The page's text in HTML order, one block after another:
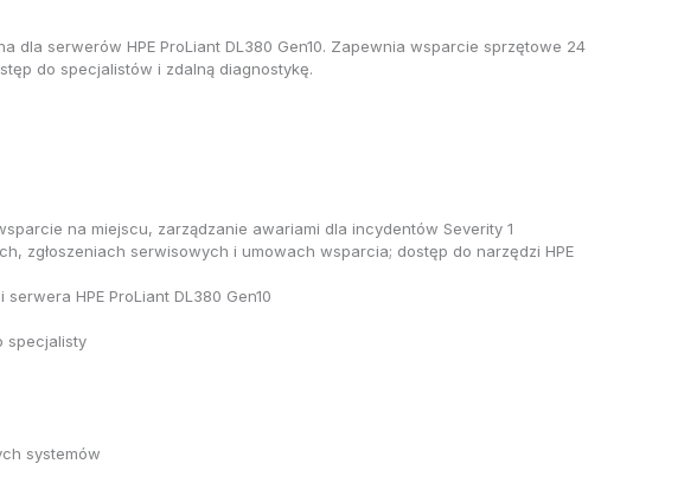
dla serwerów HPE ProLiant DL380 Gen10. Zapewnia wsparcie sprzętowe 24
do specjalistów i zdalną diagnostykę.
na miejscu, zarządzanie awariami dla incydentów Severity 1
zgłoszeniach serwisowych i umowach wsparcia; dostęp do narzędzi HPE
HPE ProLiant DL380 Gen10
specjalisty
systemów